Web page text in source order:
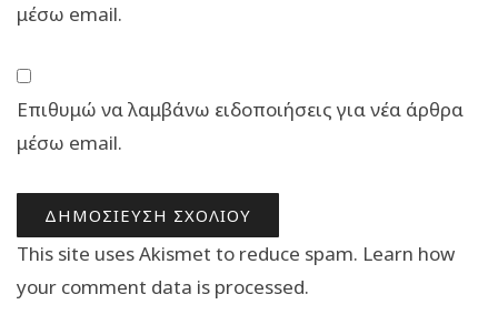
μέσω email.
Επιθυμώ να λαμβάνω ειδοποιήσεις για νέα άρθρα
μέσω email.
This site uses Akismet to reduce spam. Learn how
your comment data is processed.